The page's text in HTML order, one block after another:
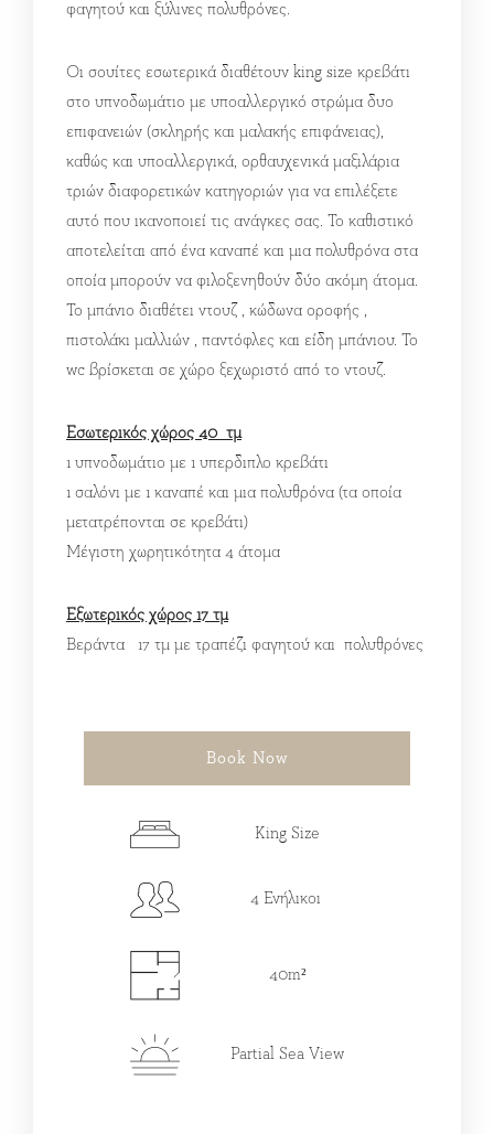
φαγητού και ξύλινες πολυθρόνες.
Οι σουίτες εσωτερικά διαθέτουν king size κρεβάτι
στο υπνοδωμάτιο με υποαλλεργικό στρώμα δυο
επιφανειών (σκληρής και μαλακής επιφάνειας),
καθώς και υποαλλεργικά, ορθαυχενικά μαξιλάρια
τριών διαφορετικών κατηγοριών για να επιλέξετε
αυτό που ικανοποιεί τις ανάγκες σας. Το καθιστικό
αποτελείται από ένα καναπέ και μια πολυθρόνα στα
οποία μπορούν να φιλοξενηθούν δύο ακόμη άτομα.
Το μπάνιο διαθέτει ντουζ , κώδωνα οροφής ,
πιστολάκι μαλλιών , παντόφλες και είδη μπάνιου. Το
wc βρίσκεται σε χώρο ξεχωριστό από το ντουζ.
Εσωτερικός χώρος 40 τμ
1 υπνοδωμάτιο με 1 υπερδιπλο κρεβάτι
1 σαλόνι με 1 καναπέ και μια πολυθρόνα (τα οποία
μετατρέπονται σε κρεβάτι)
Μέγιστη χωρητικότητα 4 άτομα
Εξωτερικός χώρος 17 τμ
Βεράντα 17 τμ με τραπέζι φαγητού και πολυθρόνες
Book Now
King Size
4 Ενήλικοι
40m²
Partial Sea View